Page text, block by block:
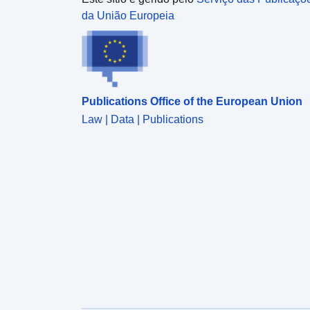
da União Europeia
Publications Office of the European Union
Law | Data | Publications